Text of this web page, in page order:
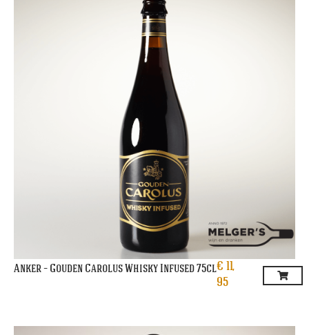
Anker – Gouden Carolus Whisky Infused 75cl€ 11,
95